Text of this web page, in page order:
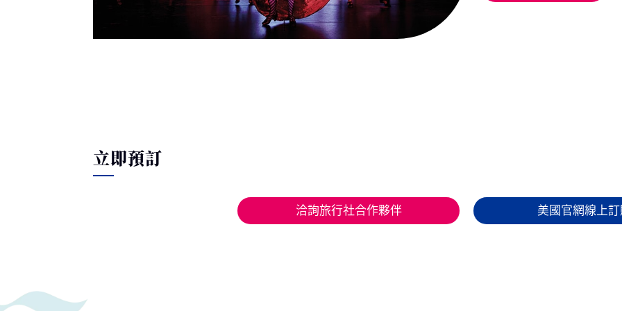
立即預訂
洽詢旅行社合作夥伴 美國官網線上